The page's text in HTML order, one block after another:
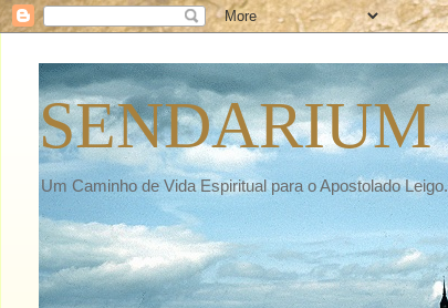
SENDARIUM
Um Caminho de Vida Espiritual para o Apostolado Leigo.